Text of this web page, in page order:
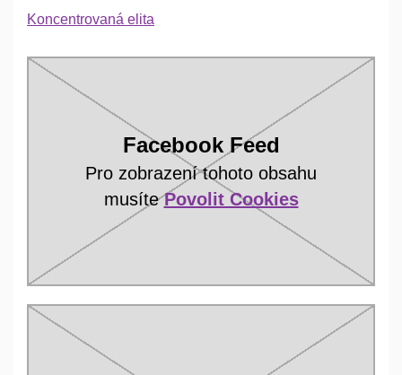
Koncentrovaná elita
Facebook Feed
Pro zobrazení tohoto obsahu
musítePovolit Cookies